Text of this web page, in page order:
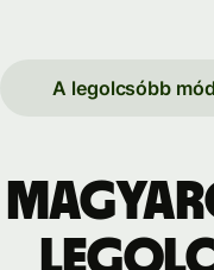
A legolcsóbb mód